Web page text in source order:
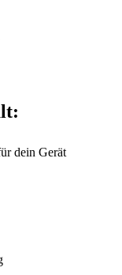
dein Gerät